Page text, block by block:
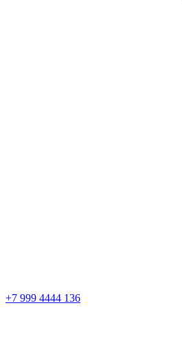
+7 999 4444 136